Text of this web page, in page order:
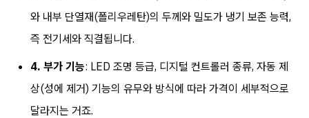
와 내부 단열재(폴리우레탄)의 두께와 밀도가 냉기 보존 능력,
즉 전기세와 직결됩니다.
4. 부가 기능: LED 조명 등급, 디지털 컨트롤러 종류, 자동 제
상(성에 제거) 기능의 유무와 방식에 따라 가격이 세부적으로
달라지는 거죠.